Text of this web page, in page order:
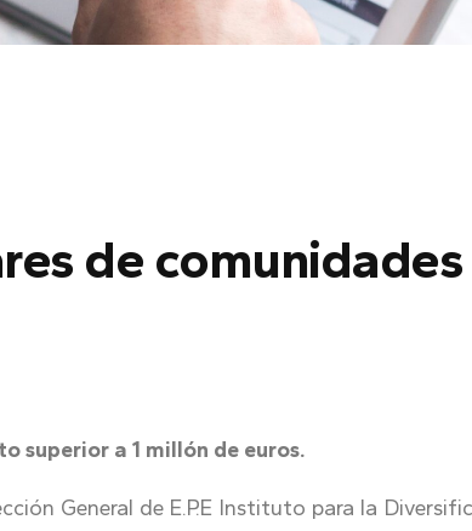
de
superior a 1 millón de euros.
General de E.P.E Instituto para la